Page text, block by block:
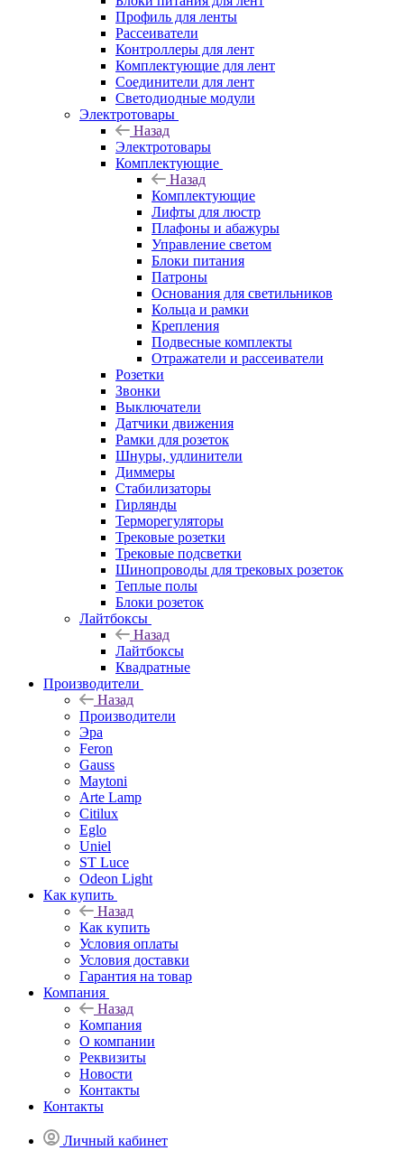
Профиль для ленты
Рассеиватели
Контроллеры для лент
Комплектующие для лент
Соединители для лент
Светодиодные модули
Электротовары
Назад
Электротовары
Комплектующие
Назад
Комплектующие
Лифты для люстр
Плафоны и абажуры
Управление светом
Блоки питания
Патроны
Основания для светильников
Кольца и рамки
Крепления
Подвесные комплекты
Отражатели и рассеиватели
Розетки
Звонки
Выключатели
Датчики движения
Рамки для розеток
Шнуры, удлинители
Диммеры
Стабилизаторы
Гирлянды
Терморегуляторы
Трековые розетки
Трековые подсветки
Шинопроводы для трековых розеток
Теплые полы
Блоки розеток
Лайтбоксы
Назад
Лайтбоксы
Квадратные
Производители
Назад
Производители
Эра
Feron
Gauss
Maytoni
Arte Lamp
Citilux
Eglo
Uniel
ST Luce
Odeon Light
Как купить
Назад
Как купить
Условия оплаты
Условия доставки
Гарантия на товар
Компания
Назад
Компания
О компании
Реквизиты
Новости
Контакты
Контакты
Личный кабинет